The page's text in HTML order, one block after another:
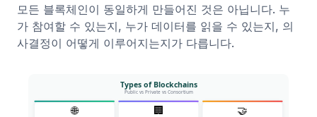
모든 블록체인이 동일하게 만들어진 것은 아닙니다. 누
가 참여할 수 있는지, 누가 데이터를 읽을 수 있는지, 의
사결정이 어떻게 이루어지는지가 다릅니다.